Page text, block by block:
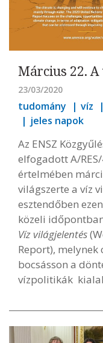
Március 22.
23/03/2020
tudomány víz
jeles napok
Az ENSZ
elfogadott A/
értelmében
világszerte a víz
esztendőben
közeli
Víz világjelentés
Report), melynek
bocsásson a
vízpolitikák